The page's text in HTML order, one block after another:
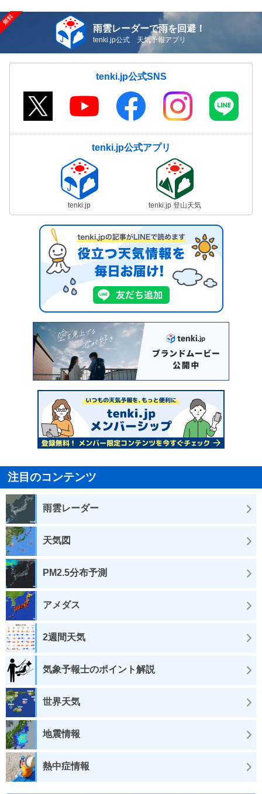
雨雲レーダーで雨を回避！
tenki.jp公式 天気予報アプリ
tenki.jp公式SNS
tenki.jp公式アプリ
tenki.jp tenki.jp 登山天気
注目のコンテンツ
雨雲レーダー
天気図
PM2.5分布予測
アメダス
2週間天気
気象予報士のポイント解説
世界天気
地震情報
熱中症情報